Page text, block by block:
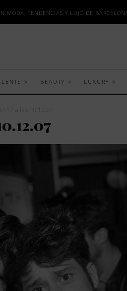
MODA, TENDENCIAS Y LUJO DE
BEAUTY LUXURY